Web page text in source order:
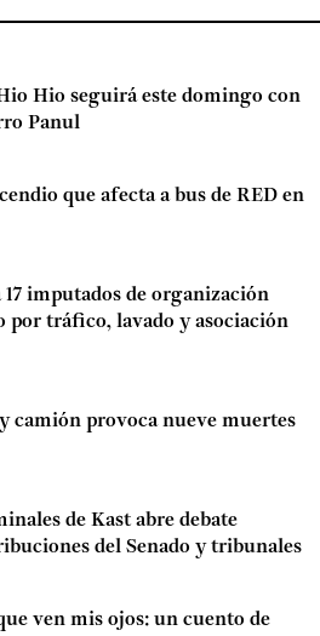
Hio seguirá este domingo con
Panul
que afecta a bus de RED en
imputados de organización
por tráfico, lavado y asociación
camión provoca nueve muertes
de Kast abre debate
del Senado y tribunales
ven mis ojos: un cuento de